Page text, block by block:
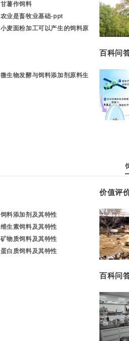
甘薯作饲料
农业是畜牧业基础-ppt
小麦面粉加工可以产生的饲料原
微生物发酵与饲料添加剂原料生
百科问
饲料添加剂及其特性
维生素饲料及其特性
矿物质饲料及其特性
蛋白质饲料及其特性
价值评
百科问